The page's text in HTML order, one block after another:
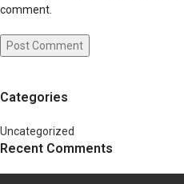
comment.
Categories
Uncategorized
Recent Comments